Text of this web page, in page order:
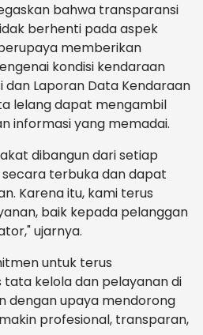
bahwa transparansi
berhenti pada aspek
memberikan
kondisi kendaraan
dan Laporan Data Kendaraan
lelang dapat mengambil
informasi yang memadai.
dibangun dari setiap
terbuka dan dapat
Karena itu, kami terus
baik kepada pelanggan
ujarnya.
untuk terus
kelola dan pelayanan di
dengan upaya mendorong
profesional, transparan,